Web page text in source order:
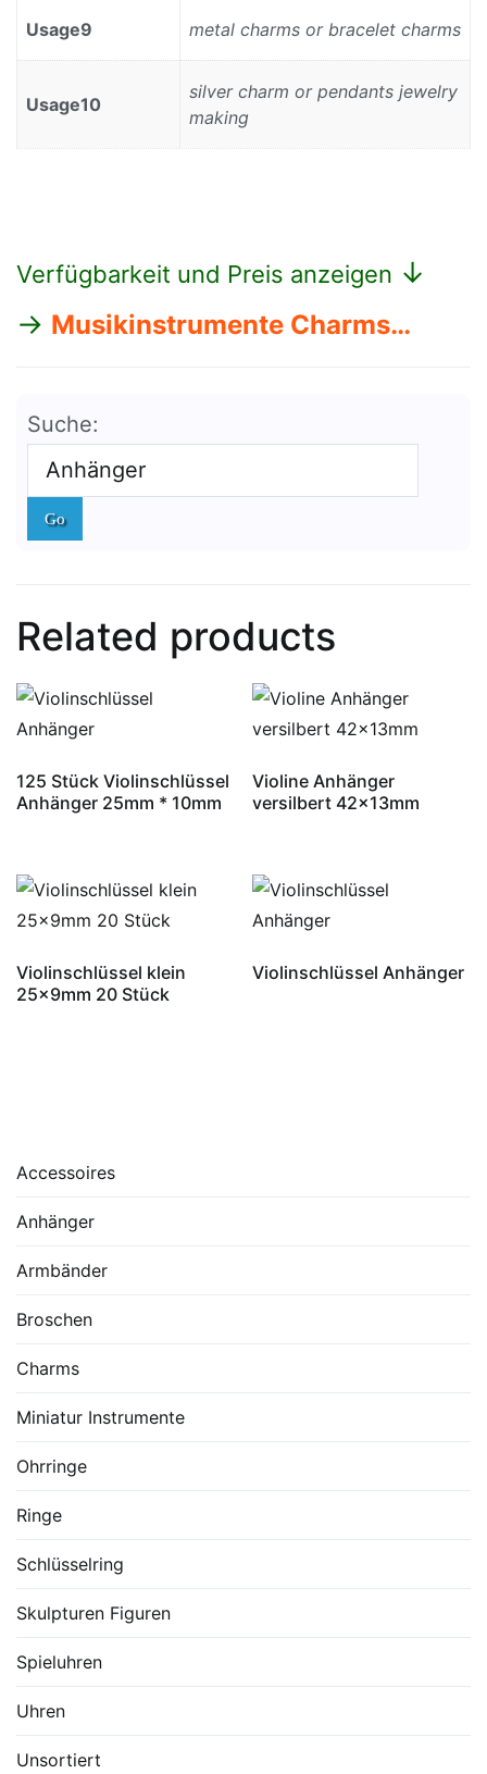
Usage9 metal charms or bracelet charms
Usage10
silver charm or pendants jewelry
making
Verfügbarkeit und Preis anzeigen ↓
→ Musikinstrumente Charms…
Suche:
Related products
125 Stück Violinschlüssel
Anhänger 25mm * 10mm
Violine Anhänger
versilbert 42x13mm
Violinschlüssel klein
25x9mm 20 Stück
Violinschlüssel Anhänger
Accessoires
Anhänger
Armbänder
Broschen
Charms
Miniatur Instrumente
Ohrringe
Ringe
Schlüsselring
Skulpturen Figuren
Spieluhren
Uhren
Unsortiert